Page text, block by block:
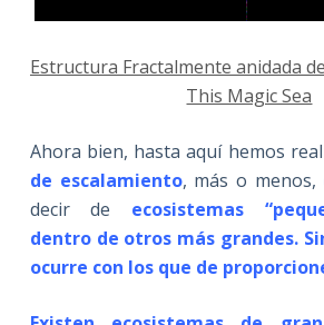
Estructura Fractalmente anidada
This Magic Sea
Ahora bien, hasta aquí hemos
de escalamiento, más o menos,
decir de
ecosistemas
dentro de otros más grandes.
ocurre con los que de